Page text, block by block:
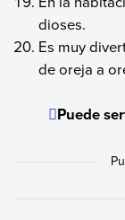
dioses.
Es muy
de oreja a
Puede